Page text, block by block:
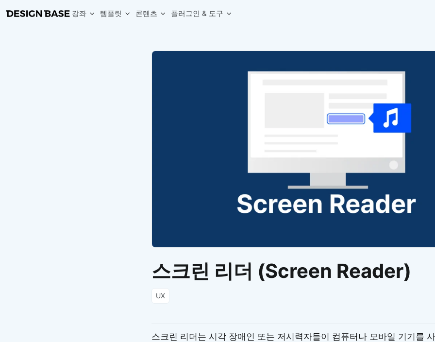
강좌 템플릿
상세페이지 템플릿 B타입
콘텐츠
헷갈리는 디자인 용어를 쉽고
디자인 트렌드와 실무 인사이트를 가볍
디자인 툴 단축키 모음
피그마, 포토샵 등 자주 쓰는 단
플러그인 & 도구
자주 쓰는 브랜드 로고 SVG를 한곳에서 확인해보세요.
디자인에 어울리는 컬러 조합을 빠르게 찾고 적용해보세요.
원하는 색상 조합으로 부드러운 그라데이션을 만들어보세요.
추상 그라디언트 생성기
감각적인 추상 그라디언트 배경을 손쉽게 만들어보세요.
ASCII 아트
스크린 리더 (Screen Reader)
UX
스크린 리더는 시각 장애인 또는 저시력자들이 컴퓨터나 모바일 기기를